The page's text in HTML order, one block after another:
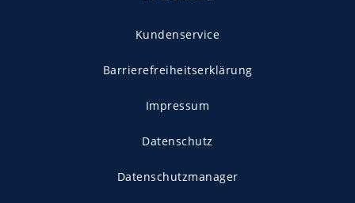
Kundenservice
Barrierefreiheitserklärung
Impressum
Datenschutz
Datenschutzmanager